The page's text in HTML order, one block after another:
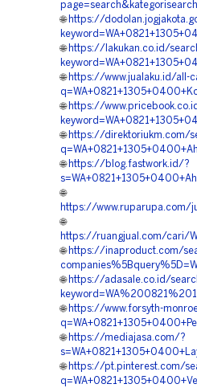
🌐 https://
🌐 https://lakukan.co.id/
🌐 https://www.jualaku.id/all-
🌐 https://
🌐 https://direktoriukm.com/
🌐 https://blog.fastwork.id/?
🌐
https://
🌐
https://ruangjual.com/cari/
🌐 https://inaproduct.com/
🌐 https://adasale.co.id/
🌐 https://www.forsyth-
🌐 https://mediajasa.com/?
🌐 https://pt.pinterest.com/